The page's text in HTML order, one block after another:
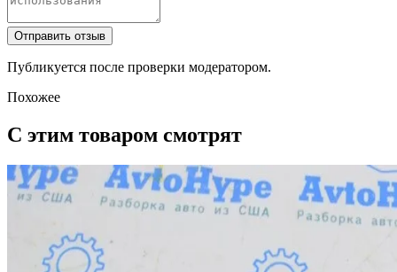
Отправить отзыв
Публикуется после проверки модератором.
Похожее
С этим товаром смотрят